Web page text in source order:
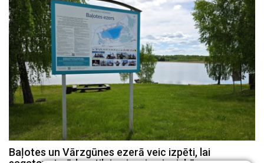
Baļotes un Vārzgūnes ezerā veic izpēti, lai